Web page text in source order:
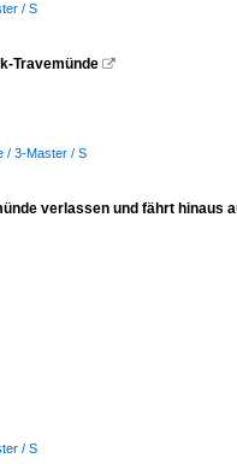
/ S
Travemünde 
/ 3-Master / S
verlassen und fährt hinaus
/ S